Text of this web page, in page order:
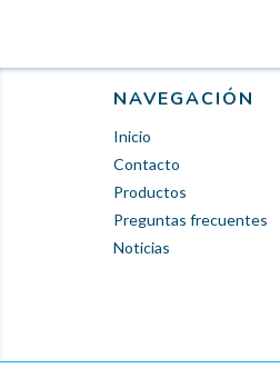
NAVEGACIÓN
Inicio
Contacto
Productos
Preguntas frecuentes
Noticias